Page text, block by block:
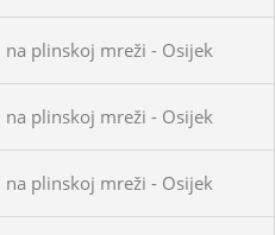
plinskoj mreži - Osijek
plinskoj mreži - Osijek
plinskoj mreži - Osijek